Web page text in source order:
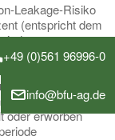
Leakage-Risiko
(entspricht dem
- gestartet
Dieser
Folglich
Zertifikate,
oder erworben
+49 (0)561 96996-0
info@bfu-ag.de